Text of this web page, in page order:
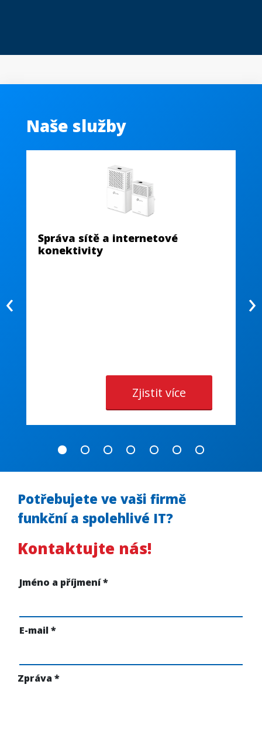
Naše služby
Správa sítě a internetové
konektivity
Zjistit více
‹ ›
Potřebujete ve vaši firmě
funkční a spolehlivé IT?
Kontaktujte nás!
Jméno a příjmení*
E-mail*
Zpráva*